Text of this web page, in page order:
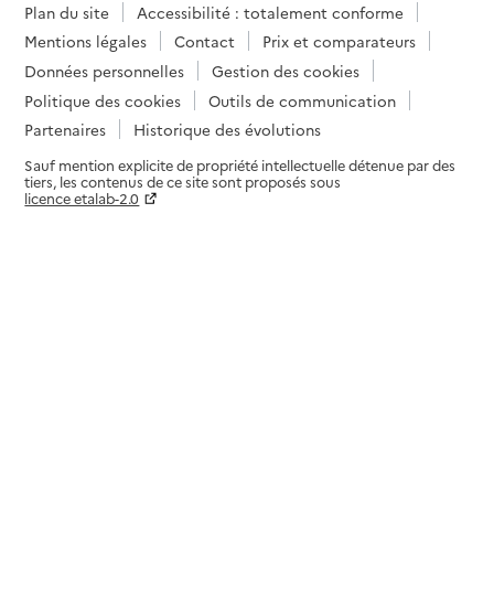
Plan du site
Accessibilité : totalement conforme
Mentions légales
Contact
Prix et comparateurs
Données personnelles
Gestion des cookies
Politique des cookies
Outils de communication
Partenaires
Historique des évolutions
Sauf mention explicite de propriété intellectuelle détenue par des
tiers, les contenus de ce site sont proposés sous
licence etalab-2.0